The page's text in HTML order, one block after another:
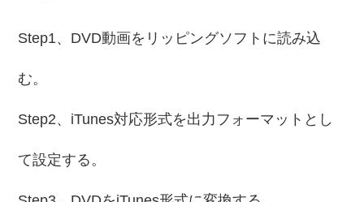
Step1、DVD動画をリッピングソフトに読み込
む。
Step2、iTunes対応形式を出力フォーマットとし
て設定する。